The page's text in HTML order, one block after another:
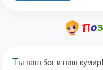
Ты наш бог и наш кумир!